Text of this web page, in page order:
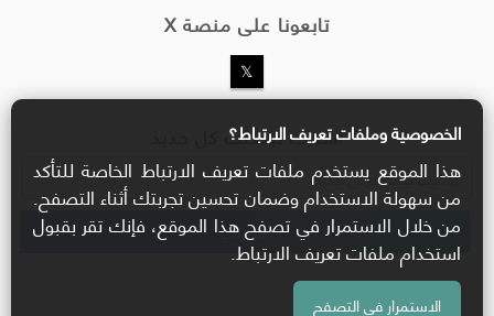
تابعونا على منصة X
اشترك ليصلك كل جديد
الخصوصية وملفات تعريف الارتباط؟
هذا الموقع يستخدم ملفات تعريف الارتباط الخاصة للتأكد
من سهولة الاستخدام وضمان تحسين تجربتك أثناء التصفح.
من خلال الاستمرار في تصفح هذا الموقع، فإنك تقر بقبول
استخدام ملفات تعريف الارتباط.
الاستمرار في التصفح